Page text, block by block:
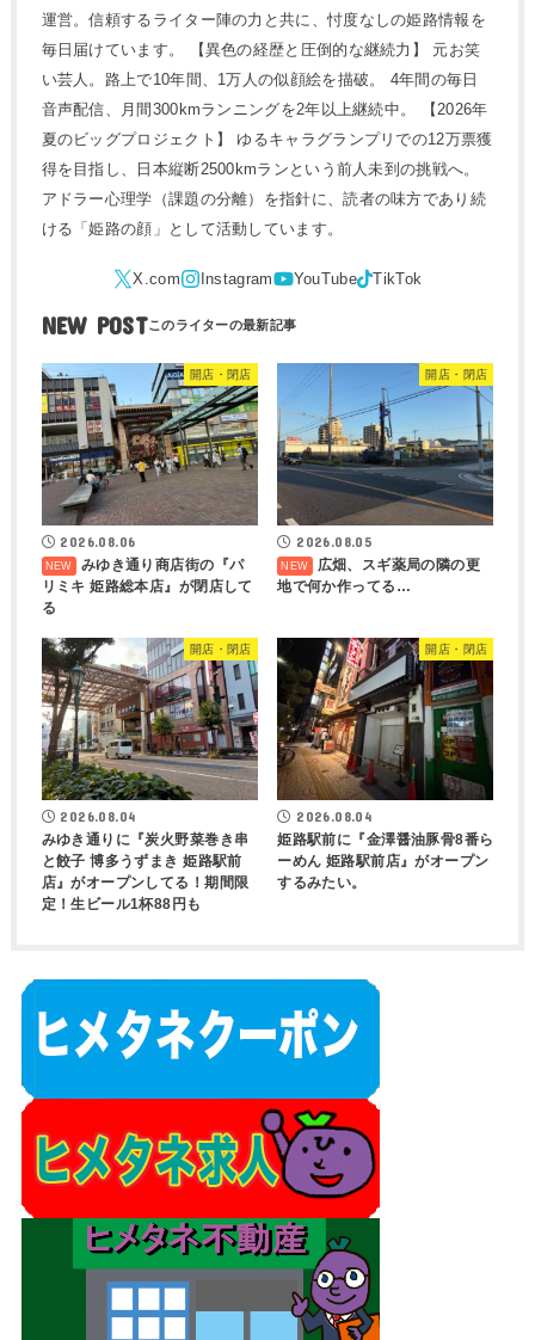
運営。信頼するライター陣の力と共に、忖度なしの姫路情報を
毎日届けています。 【異色の経歴と圧倒的な継続力】 元お笑
い芸人。路上で10年間、1万人の似顔絵を描破。 4年間の毎日
音声配信、月間300kmランニングを2年以上継続中。 【2026年
夏のビッグプロジェクト】 ゆるキャラグランプリでの12万票獲
得を目指し、日本縦断2500kmランという前人未到の挑戦へ。
アドラー心理学（課題の分離）を指針に、読者の味方であり続
ける「姫路の顔」として活動しています。
NEW POST
開店・閉店
2026.08.06
みゆき通り商店街の『パ
リミキ 姫路総本店』が閉店して
る
開店・閉店
2026.08.05
広畑、スギ薬局の隣の更
地で何か作ってる…
開店・閉店
2026.08.04
みゆき通りに『炭火野菜巻き串
と餃子 博多うずまき 姫路駅前
店』がオープンしてる！期間限
定！生ビール1杯88円も
開店・閉店
2026.08.04
姫路駅前に『金澤醤油豚骨8番ら
ーめん 姫路駅前店』がオープン
するみたい。